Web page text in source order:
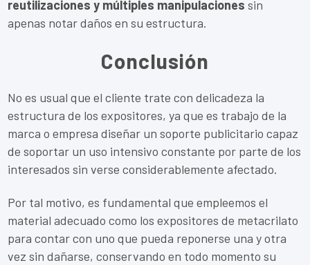
reutilizaciones y múltiples manipulaciones sin
apenas notar daños en su estructura.
Conclusión
No es usual que el cliente trate con delicadeza la
estructura de los expositores, ya que es trabajo de la
marca o empresa diseñar un soporte publicitario capaz
de soportar un uso intensivo constante por parte de los
interesados sin verse considerablemente afectado.
Por tal motivo, es fundamental que empleemos el
material adecuado como los expositores de metacrilato
para contar con uno que pueda reponerse una y otra
vez sin dañarse, conservando en todo momento su